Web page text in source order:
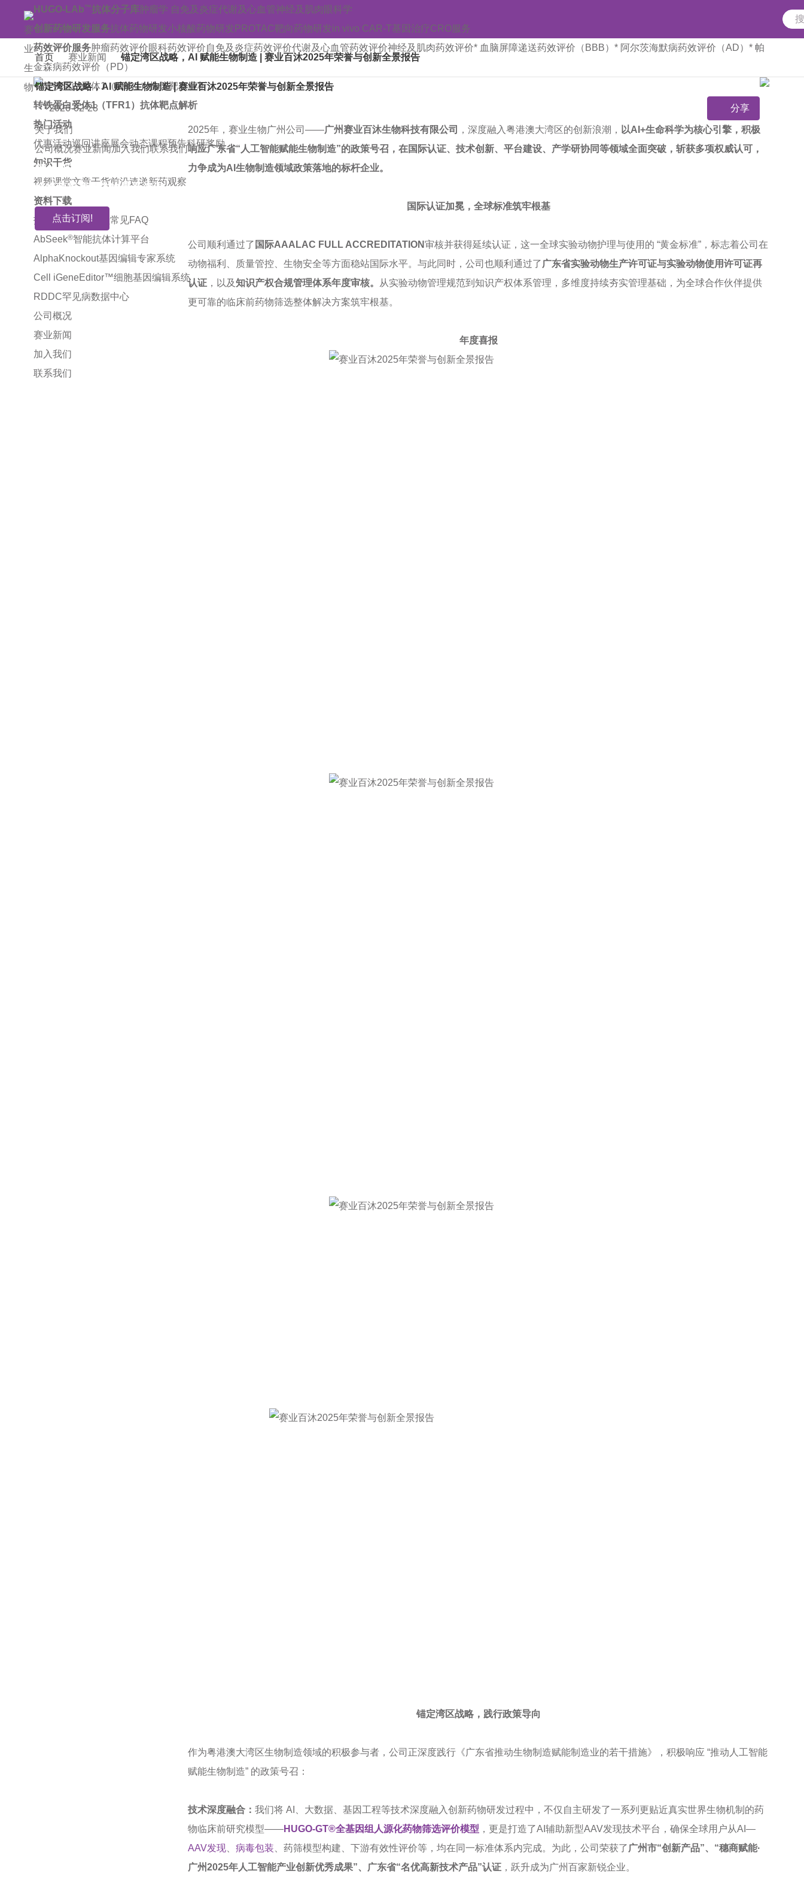
HUGO-LAb™抗体分子库肿瘤学 自免及炎症代谢及心血管神经及肌肉 眼科学
创新药物研发服务抗体药物研发小核酸药物研发 PROTAC靶向药物研发in vivo CAR-T基因治疗CRO服务
药效评价服务肿瘤药效评价眼科药效评价自免及炎症药效评价代谢及心血管药效评价神经及肌肉药效评价* 血脑屏障递送药效评价（BBB） * 阿尔茨海默病药效评价（AD） * 帕
金森病药效评价（PD）
转铁蛋白受体1（TFR1）抗体靶点解析
热门活动
优惠活动巡回讲座展会动态课程预告科研奖励
知识干货
视频课堂文章干货前沿速递新药观察
资料下载
技术指南引用文献常见FAQ
AbSeek®智能抗体计算平台
AlphaKnockout基因编辑专家系统
Cell iGeneEditor™细胞基因编辑系统
RDDC罕见病数据中心
公司概况
赛业新闻
加入我们
联系我们
首页 赛业新闻 锚定湾区战略，AI 赋能生物制造 | 赛业百沐2025年荣誉与创新全景报告
锚定湾区战略，AI 赋能生物制造 | 赛业百沐2025年荣誉与创新全景报告
2026-02-28 分享
关于我们
公司概况赛业新闻加入我们联系我们
加入邮件订阅!
您将获得赛业生物最新资讯
点击订阅!
2025年， 赛业生物广州公司——广州赛业百沐生物科技有限公司 ，深度融入粤港澳大湾区的创新浪潮， 以AI+生命科学为核心引擎， 积极
响应广东省“人工智能赋能生物制造”的政策号召，在国际认证、技术创新、平台建设、产学研协同等领域全面突破，斩获多项权威认可，
力争成为AI生物制造领域政策落地的标杆企业。
国际认证加冕， 全球标准筑牢根基
公司顺利通过了 国际AAALAC FULL ACCREDITATION审核并获得延续认证，这一全球实验动物护理与使用的 “黄金标准”，标志着公司在
动物福利、质量管控、生物安全等方面稳站国际水平。与此同时，公司也顺利通过了 广东省实验动物生产许可证与实验动物使用许可证再
认证 ，以及知识产权合规管理体系年度审核。
从实验动物管理规范到知识产权体系管理，多维度持续夯实管理基础，为全球合作伙伴提供
更可靠的临床前药物筛选整体解决方案筑牢根基。
年度喜报
锚定湾区战略，践行政策导向
作为粤港澳大湾区生物制造领域的积极参与者，公司正深度践行《广东省推动生物制造赋能制造业的若干措施》，积极响应 “推动人工智能
赋能生物制造” 的政策号召：
技术深度融合： 我们将 AI、大数据、基因工程等技术深度融入创新药物研发过程中，不仅自主研发了一系列更贴近真实世界生物机制的药
物临床前研究模型——HUGO-GT®全基因组人源化药物筛选评价模型 ，更是打造了AI辅助新型AAV发现技术平台，确保全球用户从AI—
AAV发现
病毒包装 药筛模型构建、下游有效性评价等，均在同一标准体系内完成。为此，公司荣获了 广州市“创新产品”、“穗商赋能·
广州2025年人工智能产业创新优秀成果”、广东省“名优高新技术产品”认证 ，跃升成为广州百家新锐企业。